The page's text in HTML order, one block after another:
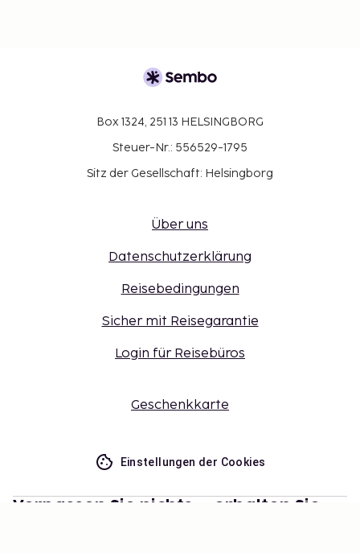
Box 1324, 251 13 HELSINGBORG
Steuer-Nr.: 556529-1795
Sitz der Gesellschaft: Helsingborg
Über uns
Datenschutzerklärung
Reisebedingungen
Sicher mit Reisegarantie
Login für Reisebüros
Geschenkkarte
Einstellungen der Cookies
Verpassen Sie nichts – erhalten Sie